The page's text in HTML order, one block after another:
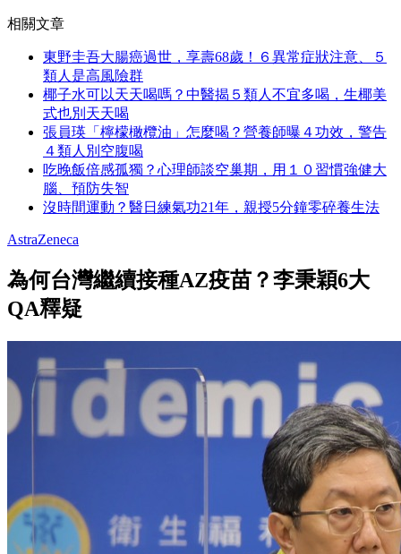
相關文章
東野圭吾大腸癌過世，享壽68歲！６異常症狀注意、５
類人是高風險群
椰子水可以天天喝嗎？中醫揭５類人不宜多喝，生椰美
式也別天天喝
張員瑛「檸檬橄欖油」怎麼喝？營養師曝４功效，警告
４類人別空腹喝
吃晚飯倍感孤獨？心理師談空巢期，用１０習慣強健大
腦、預防失智
沒時間運動？醫日練氣功21年，親授5分鐘零碎養生法
AstraZeneca
為何台灣繼續接種AZ疫苗？李秉穎6大
QA釋疑